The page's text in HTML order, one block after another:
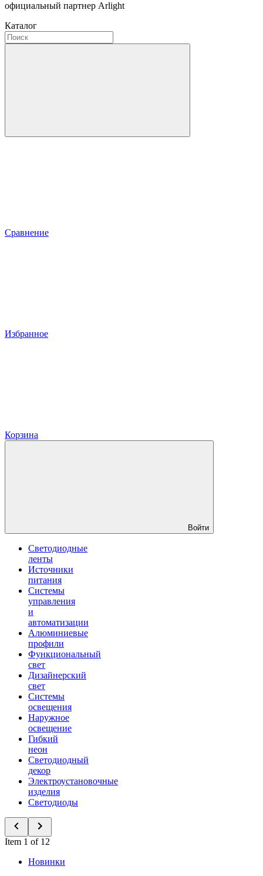
официальный партнер Arlight
Каталог
Сравнение
Избранное
Корзина
Войти
Светодиодные
ленты
Источники
питания
Системы
управления
и
автоматизации
Алюминиевые
профили
Функциональный
свет
Дизайнерский
свет
Системы
освещения
Наружное
освещение
Гибкий
неон
Светодиодный
декор
Электроустановочные
изделия
Светодиоды
Item 1 of 12
Новинки